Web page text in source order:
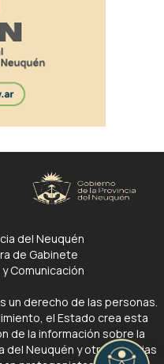
del Neuquén
de Gabinete
Comunicación
un derecho de las personas.
el Estado crea esta
de la información sobre la
del Neuquén y otras noticias